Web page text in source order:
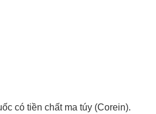
có tiền chất ma túy (Corein).